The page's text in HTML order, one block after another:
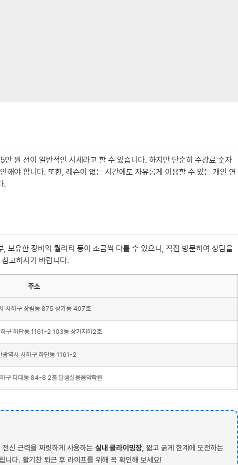
원 선이 일반적인 시세라고 할 수 있습니다. 하지만 단순히 수강료 숫자
야 합니다. 또한, 레슨이 없는 시간에도 자유롭게 이용할 수 있는 개인 연
.
보유한 장비의 퀄리티 등이 조금씩 다를 수 있으니, 직접 방문하여 상담을
고하시기 바랍니다.
주소
사하구 장림동 875 상가동 407호
하구 하단동 1161-2 103동 상가지하2호
광역시 사하구 하단동 1161-2
구 다대동 84-8 2층 달샘실용음악학원
신 근력을 짜릿하게 사용하는 실내 클라이밍장 , 짧고 굵게 한계에 도전하는
다. 활기찬 퇴근 후 라이프를 위해 꼭 확인해 보세요!